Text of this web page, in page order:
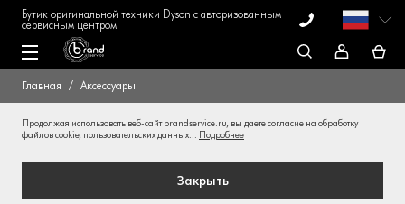
Бутик оригинальной техники Dyson с авторизованным
сервисным центром
Главная Аксессуары
Продолжая использовать веб-сайт brandservice.ru, вы даете согласие на обработку
файлов cookie, пользовательских данных... Подробнее
Закрыть